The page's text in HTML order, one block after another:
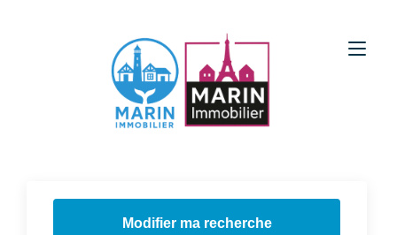
Modifier ma recherche